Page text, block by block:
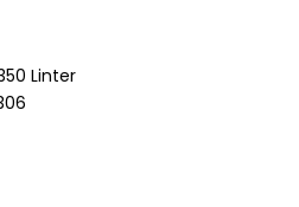
Linter